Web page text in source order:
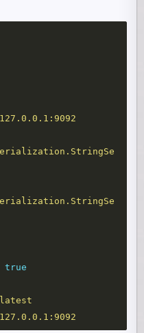
127.0.0.1:9092
true
latest
127.0.0.1:9092